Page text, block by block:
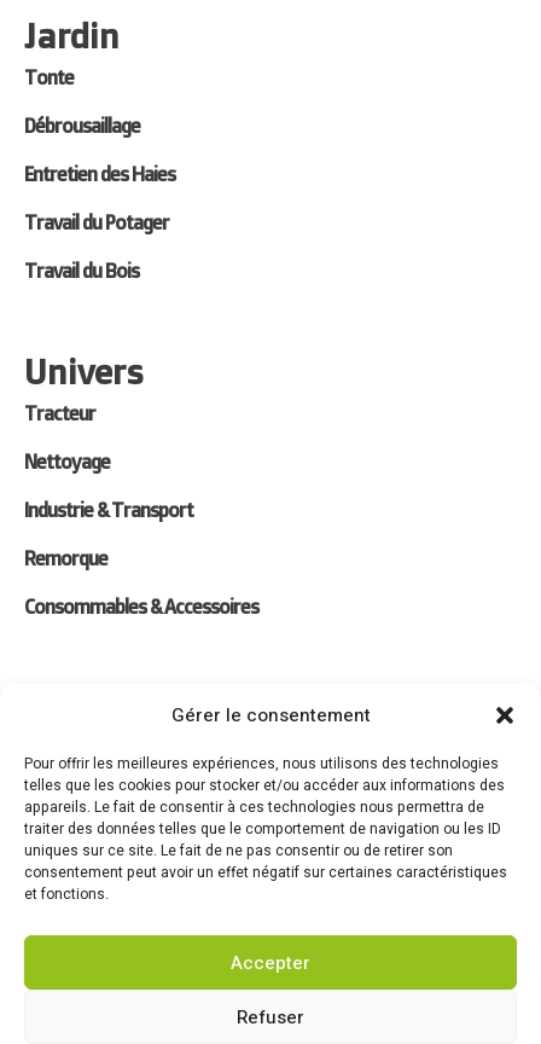
Gérer le consentement
Pour offrir les meilleures expériences, nous utilisons des technologies
telles que les cookies pour stocker et/ou accéder aux informations des
appareils. Le fait de consentir à ces technologies nous permettra de
traiter des données telles que le comportement de navigation ou les ID
uniques sur ce site. Le fait de ne pas consentir ou de retirer son
consentement peut avoir un effet négatif sur certaines caractéristiques
et fonctions.
Accepter
Refuser
Jardin
Tonte
Débrousaillage
Entretien des Haies
Travail du Potager
Travail du Bois
Univers
Tracteur
Nettoyage
Industrie & Transport
Remorque
Consommables & Accessoires
Forfaits Entretien
Actualités
Recrutement
Contact